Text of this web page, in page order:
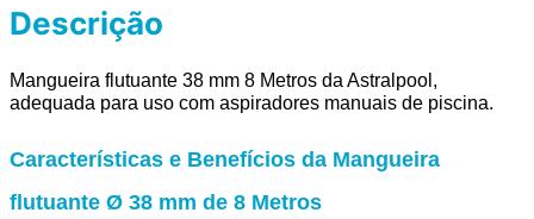
Descrição
Mangueira flutuante 38 mm 8 Metros da Astralpool,
adequada para uso com aspiradores manuais de piscina.
Características e Benefícios da Mangueira
flutuante Ø 38 mm de 8 Metros